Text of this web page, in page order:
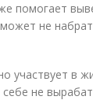
помогает
не
участвует в
не